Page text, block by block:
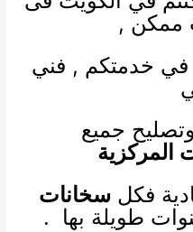
ممكن ,
فني
جميع
المركزية
فكلسخانات
طويلة بها .